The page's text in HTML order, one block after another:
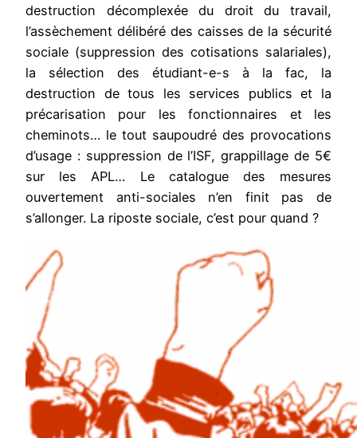
destruction décomplexée du droit du travail,
l’assèchement délibéré des caisses de la sécurité
sociale (suppression des cotisations salariales),
la sélection des étudiant-e-s à la fac, la
destruction de tous les services publics et la
précarisation pour les fonctionnaires et les
cheminots… le tout saupoudré des provocations
d’usage : suppression de l’ISF, grappillage de 5€
sur les APL… Le catalogue des mesures
ouvertement anti-sociales n’en finit pas de
s’allonger. La riposte sociale, c’est pour quand ?